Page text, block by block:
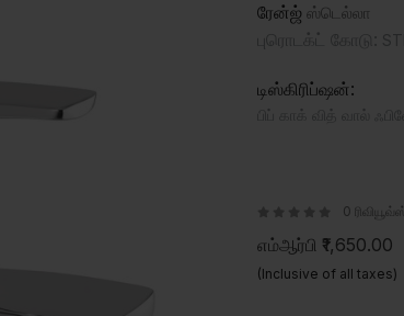
ரேன்ஜ் ஸ்டெல்லா
டிஸ்கிரிப்ஷன்:
0 ரிவியூவ்ஸ்
எம்ஆர்பி ₹1,650.00
(Inclusive of all taxes)